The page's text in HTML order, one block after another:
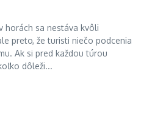
horách sa nestáva kvôli
preto, že turisti niečo podcenia
Ak si pred každou túrou
dôleži...